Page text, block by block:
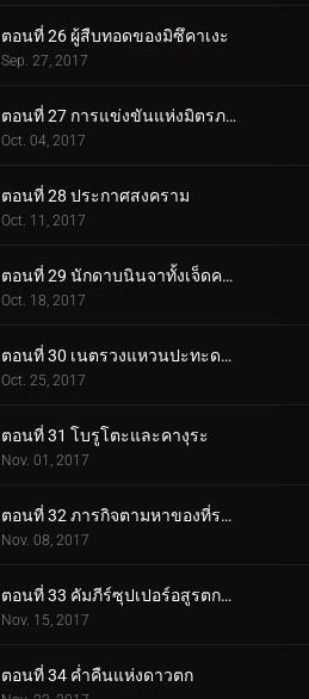
ตอนที่ 26 ผู้สืบทอดของมิซึคาเงะ
Sep. 27, 2017
ตอนที่ 27 การแข่งขันแห่งมิตรภาพของชิโนบิ
Oct. 04, 2017
ตอนที่ 28 ประกาศสงคราม
Oct. 11, 2017
ตอนที่ 29 นักดาบนินจาทั้งเจ็ดคนใหม่!
Oct. 18, 2017
ตอนที่ 30 เนตรวงแหวนปะทะดาบสายฟ้า เขี้ยวคิบะ!
Oct. 25, 2017
ตอนที่ 31 โบรูโตะและคางุระ
Nov. 01, 2017
ตอนที่ 32 ภารกิจตามหาของที่ระลึก
Nov. 08, 2017
ตอนที่ 33 คัมภีร์ซุปเปอร์อสูรตกต่ำ!
Nov. 15, 2017
ตอนที่ 34 ค่ำคืนแห่งดาวตก